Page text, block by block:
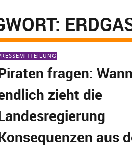
fragen: Wann
zieht die
aus